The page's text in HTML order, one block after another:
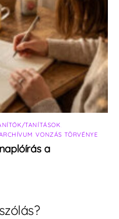
TANÍTÁSOK
,VONZÁS TÖRVÉNYE
a